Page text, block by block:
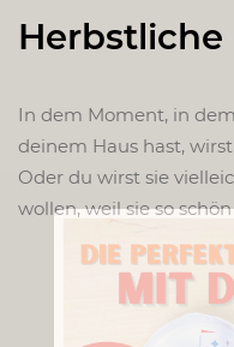
In dem Moment, in
deinem Haus hast,
Oder du wirst sie
wollen, weil sie so